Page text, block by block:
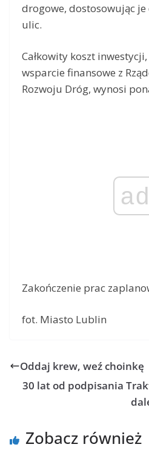
drogowe, dostosowując je
ulic.
Całkowity koszt
wsparcie finansowe z
Rozwoju Dróg, wynosi
ad
Zakończenie prac
fot. Miasto Lublin
Oddaj krew, weź choinkę
30 lat od podpisania
Zobacz również